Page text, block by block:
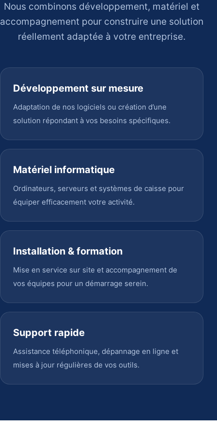
Nous combinons développement, matériel et
accompagnement pour construire une solution
réellement adaptée à votre entreprise.
Développement sur mesure
Adaptation de nos logiciels ou création d’une
solution répondant à vos besoins spécifiques.
Matériel informatique
Ordinateurs, serveurs et systèmes de caisse pour
équiper efficacement votre activité.
Installation & formation
Mise en service sur site et accompagnement de
vos équipes pour un démarrage serein.
Support rapide
Assistance téléphonique, dépannage en ligne et
mises à jour régulières de vos outils.